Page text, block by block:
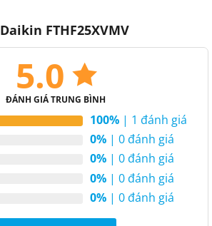
Daikin FTHF25XVMV
5.0
ĐÁNH GIÁ TRUNG BÌNH
100% | 1 đánh giá
0% | 0 đánh giá
0% | 0 đánh giá
0% | 0 đánh giá
0% | 0 đánh giá